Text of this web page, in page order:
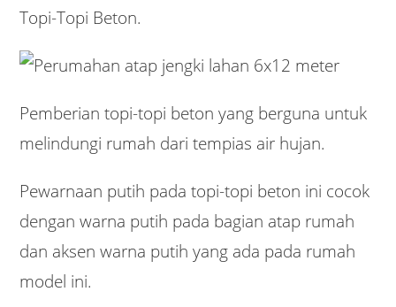
Topi-Topi Beton.
Pemberian topi-topi beton yang berguna untuk
melindungi rumah dari tempias air hujan.
Pewarnaan putih pada topi-topi beton ini cocok
dengan warna putih pada bagian atap rumah
dan aksen warna putih yang ada pada rumah
model ini.